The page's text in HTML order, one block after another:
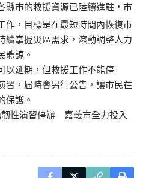
縣市的救援資源已陸續進駐，市
作，目標是在最短時間內恢復市
續掌握災區需求，滾動調整人力
體諒。
以延期，但救援工作不能停
習，屆時會另行公告，讓市民在
保護。
性演習停辦 嘉義市全力投入